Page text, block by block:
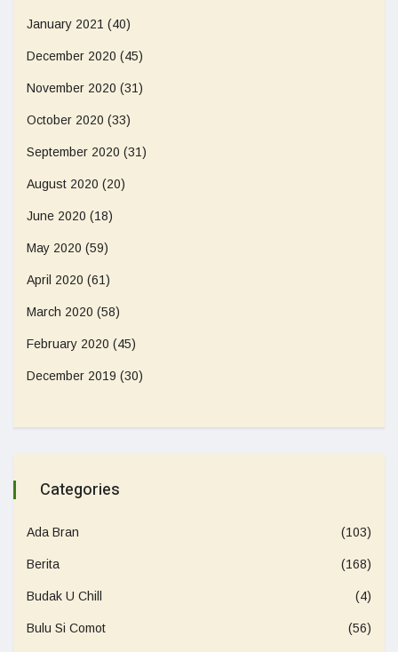
January 2021 (40)
December 2020 (45)
November 2020 (31)
October 2020 (33)
September 2020 (31)
August 2020 (20)
June 2020 (18)
May 2020 (59)
April 2020 (61)
March 2020 (58)
February 2020 (45)
December 2019 (30)
Categories
Ada Bran (103)
Berita (168)
Budak U Chill (4)
Bulu Si Comot (56)